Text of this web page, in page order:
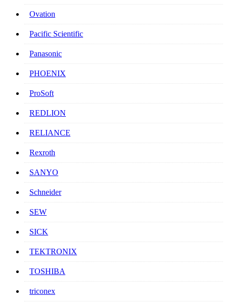
Ovation
Pacific Scientific
Panasonic
PHOENIX
ProSoft
REDLION
RELIANCE
Rexroth
SANYO
Schneider
SEW
SICK
TEKTRONIX
TOSHIBA
triconex